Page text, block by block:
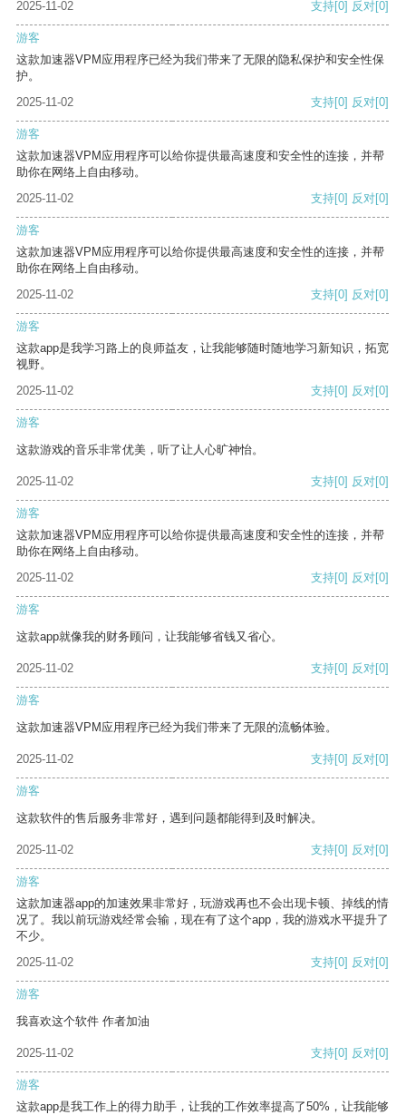
2025-11-02 支持[0] 反对[0]
游客
这款加速器VPM应用程序已经为我们带来了无限的隐私保护和安全性保
护。
2025-11-02
支持[0] 反对[0]
游客
这款加速器VPM应用程序可以给你提供最高速度和安全性的连接，并帮
助你在网络上自由移动。
2025-11-02
支持[0] 反对[0]
游客
这款加速器VPM应用程序可以给你提供最高速度和安全性的连接，并帮
助你在网络上自由移动。
2025-11-02
支持[0] 反对[0]
游客
这款app是我学习路上的良师益友，让我能够随时随地学习新知识，拓宽
视野。
2025-11-02
支持[0] 反对[0]
游客
这款游戏的音乐非常优美，听了让人心旷神怡。
2025-11-02 支持[0] 反对[0]
游客
这款加速器VPM应用程序可以给你提供最高速度和安全性的连接，并帮
助你在网络上自由移动。
2025-11-02
支持[0] 反对[0]
游客
这款app就像我的财务顾问，让我能够省钱又省心。
2025-11-02 支持[0] 反对[0]
游客
这款加速器VPM应用程序已经为我们带来了无限的流畅体验。
2025-11-02 支持[0] 反对[0]
游客
这款软件的售后服务非常好，遇到问题都能得到及时解决。
2025-11-02 支持[0] 反对[0]
游客
这款加速器app的加速效果非常好，玩游戏再也不会出现卡顿、掉线的情
况了。我以前玩游戏经常会输，现在有了这个app，我的游戏水平提升了
不少。
2025-11-02
支持[0] 反对[0]
游客
我喜欢这个软件 作者加油
2025-11-02 支持[0] 反对[0]
游客
这款app是我工作上的得力助手，让我的工作效率提高了50%，让我能够